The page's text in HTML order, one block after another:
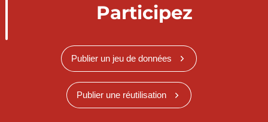
Participez
Publier un jeu de données
Publier une réutilisation